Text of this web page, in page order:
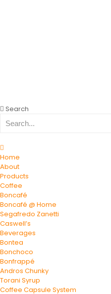
Search
Home
About
Products
Coffee
Boncafé
Boncafé @ Home
Segafredo Zanetti
Caswell’s
Beverages
Bontea
Bonchoco
Bonfrappé
Andros Chunky
Torani Syrup
Coffee Capsule System